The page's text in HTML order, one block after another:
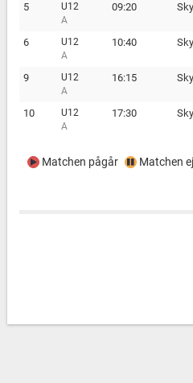
5
U12
A
09:20
6
U12
A
10:40
9
U12
A
16:15
10
U12
A
17:30
Matchen pågår Matchen